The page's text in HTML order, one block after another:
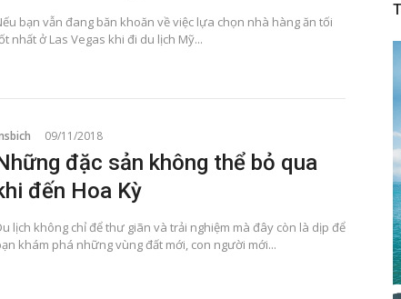
bạn vẫn đang băn khoăn về việc lựa chọn nhà hàng ăn tối
nhất ở Las Vegas khi đi du lịch Mỹ...
09/11/2018
đặc sản không thể bỏ qua
đến Hoa Kỳ
lịch không chỉ để thư giãn và trải nghiệm mà đây còn là dịp để
khám phá những vùng đất mới, con người mới...